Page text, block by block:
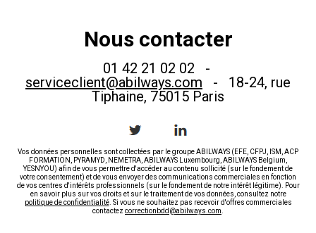
Nous contacter
01 42 21 02 02 -
serviceclient@abilways.com - 18-24, rue
Tiphaine, 75015 Paris
Vos données personnelles sont collectées par le groupe ABILWAYS (EFE, CFPJ, ISM, ACP
FORMATION, PYRAMYD, NEMETRA, ABILWAYS Luxembourg, ABILWAYS Belgium,
YESNYOU) afin de vous permettre d'accéder au contenu sollicité (sur le fondement de
votre consentement) et de vous envoyer des communications commerciales en fonction
de vos centres d'intérêts professionnels (sur le fondement de notre intérêt légitime). Pour
en savoir plus sur vos droits et sur le traitement de vos données, consultez notre
politique de confidentialité. Si vous ne souhaitez pas recevoir d'offres commerciales
contactez correctionbdd@abilways.com